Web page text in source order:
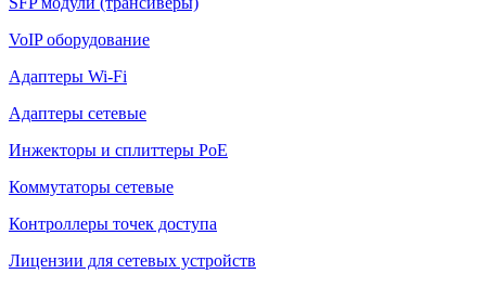
VoIP оборудование
Адаптеры Wi-Fi
Адаптеры сетевые
Инжекторы и сплиттеры РоЕ
Коммутаторы сетевые
Контроллеры точек доступа
Лицензии для сетевых устройств